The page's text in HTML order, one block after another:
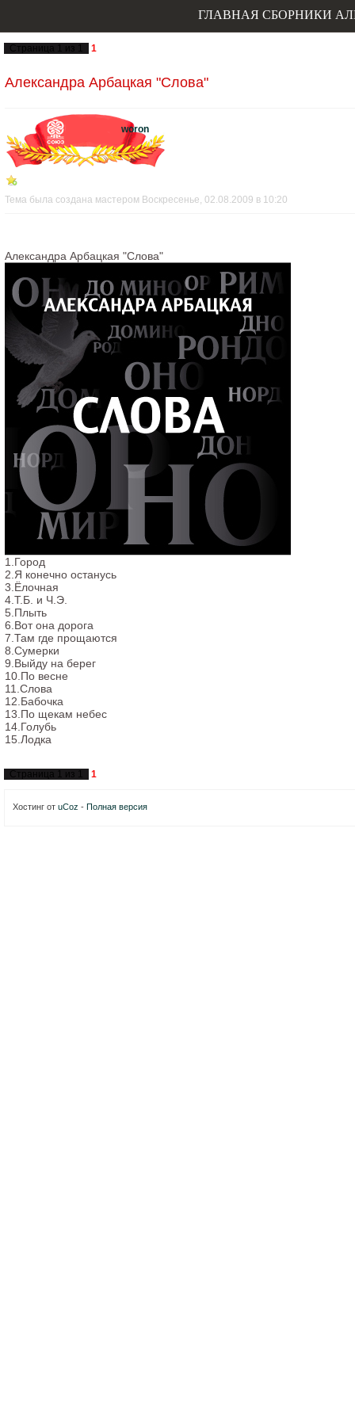
ГЛАВНАЯ СБОРНИКИ
Страница 1 из 1 1
Александра Арбацкая "Слова"
woron
Тема была создана мастером Воскресенье, 02.08.2009 в 10:20
Александра Арбацкая "Слова"
1.Город
2.Я конечно останусь
3.Ёлочная
4.Т.Б. и Ч.Э.
5.Плыть
6.Вот она дорога
7.Там где прощаются
8.Сумерки
9.Выйду на берег
10.По весне
11.Слова
12.Бабочка
13.По щекам небес
14.Голубь
15.Лодка
Страница 1 из 1 1
Хостинг от uCoz - Полная версия